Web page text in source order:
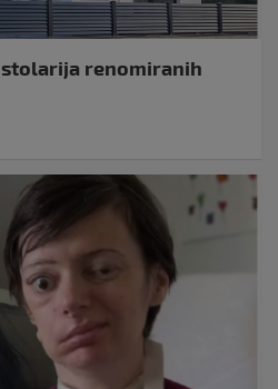
stolarija renomiranih